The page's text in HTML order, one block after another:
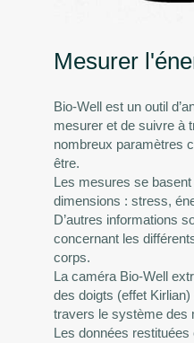
Mesurer
Bio-Well est un outil
mesurer et de suivre à
nombreux paramètres
être.
Les mesures se
dimensions : stress,
D’autres informations
concernant les
corps.
La caméra Bio-Well
des doigts (effet
travers le système des
Les données